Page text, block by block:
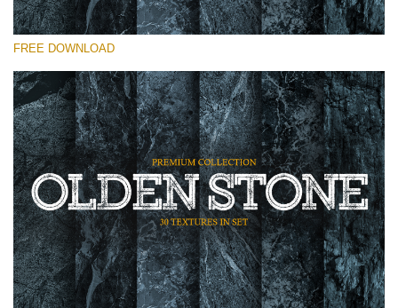
कृपया चुने
Small 800*533px
Olden Stone
(30 Textures)
Large 6000*4000px
Entire Collection
(1783 Overlays)
Large 6000*4000px
FREE DOWNLOAD